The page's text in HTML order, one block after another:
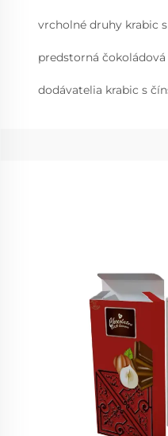
vrcholné druhy krabic
predstorná
dodávatelia krabic s